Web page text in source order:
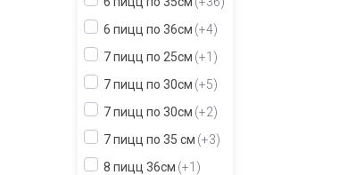
6 пицц по 36см +4
7 пицц по 25см +1
7 пицц по 30см +5
7 пицц по 30см +2
7 пицц по 35 см +3
8 пицц 36см +1